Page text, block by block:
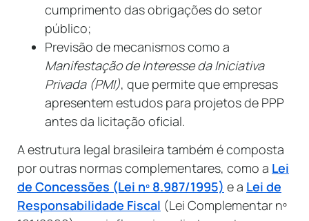
cumprimento das obrigações do setor
público;
Previsão de mecanismos como a
Manifestação de Interesse da Iniciativa
Privada (PMI), que permite que empresas
apresentem estudos para projetos de PPP
antes da licitação oficial.
A estrutura legal brasileira também é composta
por outras normas complementares, como a Lei
de Concessões (Lei nº 8.987/1995) e a Lei de
Responsabilidade Fiscal (Lei Complementar nº